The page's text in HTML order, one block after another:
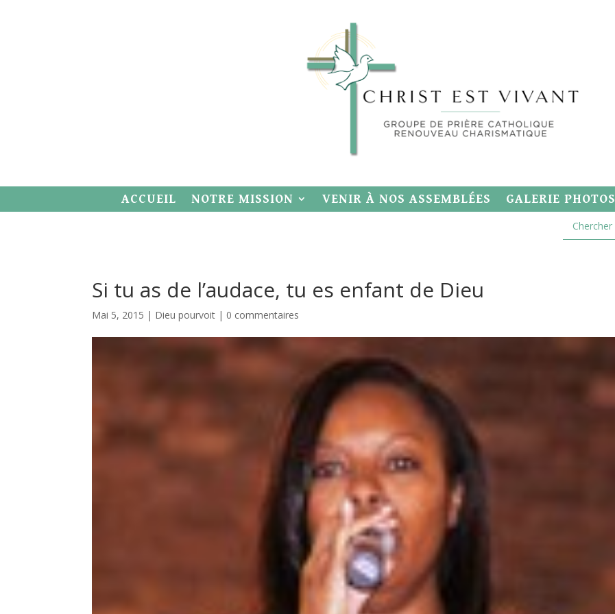
ACCUEIL NOTRE MISSION VENIR À NOS ASSEMBLÉES GALERIE PHOTOS
Si tu as de l’audace, tu es enfant de Dieu
Mai 5, 2015 | Dieu pourvoit | 0 commentaires